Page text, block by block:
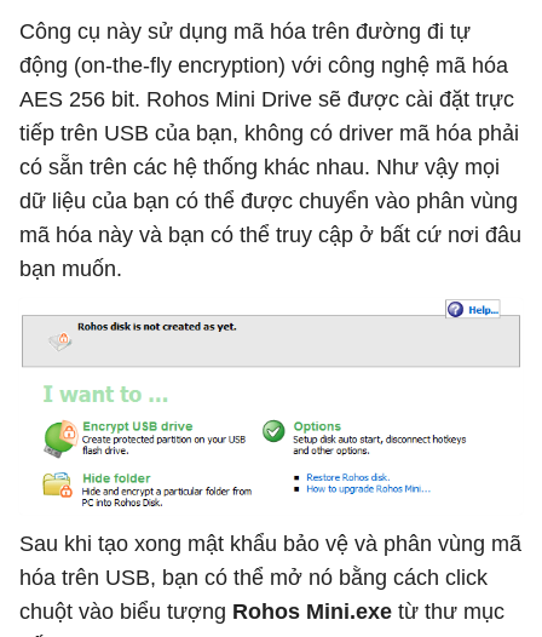
Công cụ này sử dụng mã hóa trên đường đi tự
động (on-the-fly encryption) với công nghệ mã hóa
AES 256 bit. Rohos Mini Drive sẽ được cài đặt trực
tiếp trên USB của bạn, không có driver mã hóa phải
có sẵn trên các hệ thống khác nhau. Như vậy mọi
dữ liệu của bạn có thể được chuyển vào phân vùng
mã hóa này và bạn có thể truy cập ở bất cứ nơi đâu
bạn muốn.
Sau khi tạo xong mật khẩu bảo vệ và phân vùng mã
hóa trên USB, bạn có thể mở nó bằng cách click
chuột vào biểu tượng Rohos Mini.exe từ thư mục